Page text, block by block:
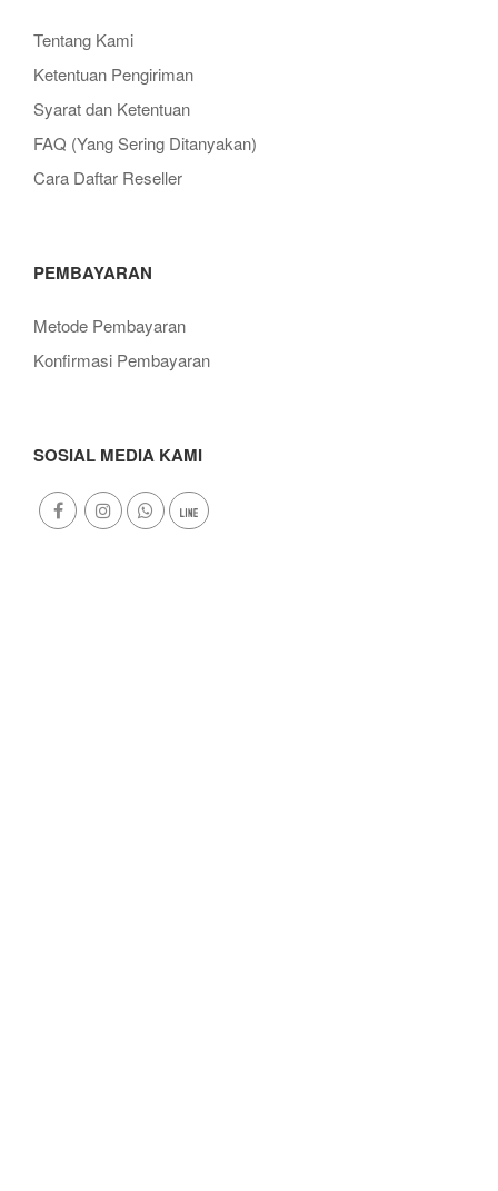
Tentang Kami
Ketentuan Pengiriman
Syarat dan Ketentuan
FAQ (Yang Sering Ditanyakan)
Cara Daftar Reseller
PEMBAYARAN
Metode Pembayaran
Konfirmasi Pembayaran
SOSIAL MEDIA KAMI